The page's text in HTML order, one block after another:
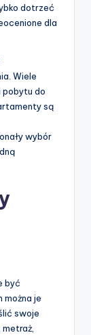
dotrzeć
dla
Wiele
pobytu do
są
wybór
być
można je
swoje